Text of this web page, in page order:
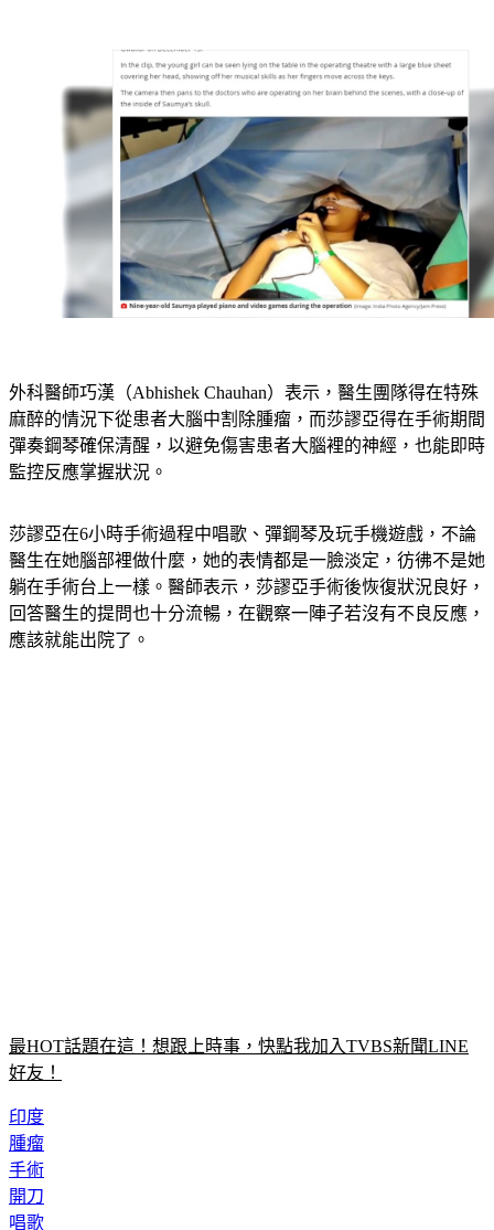
外科醫師巧漢（Abhishek Chauhan）表示，醫生團隊得在特殊
麻醉的情況下從患者大腦中割除腫瘤，而莎謬亞得在手術期間
彈奏鋼琴確保清醒，以避免傷害患者大腦裡的神經，也能即時
監控反應掌握狀況。
莎謬亞在6小時手術過程中唱歌、彈鋼琴及玩手機遊戲，不論
醫生在她腦部裡做什麼，她的表情都是一臉淡定，彷彿不是她
躺在手術台上一樣。醫師表示，莎謬亞手術後恢復狀況良好，
回答醫生的提問也十分流暢，在觀察一陣子若沒有不良反應，
應該就能出院了。
最HOT話題在這！想跟上時事，快點我加入TVBS新聞LINE
好友！
印度
腫瘤
手術
開刀
唱歌